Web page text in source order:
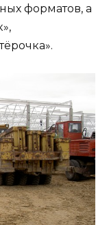
форматов, а